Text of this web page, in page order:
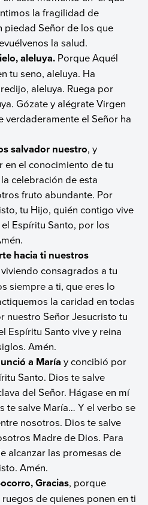
la fragilidad de
piedad Señor de los que
la salud.
aleluya. Porque Aquél
tu seno, aleluya. Ha
aleluya. Ruega por
Gózate y alégrate Virgen
verdaderamente el Señor ha
salvador nuestro, y
en el conocimiento de tu
celebración de esta
fruto abundante. Por
tu Hijo, quién contigo vive
Espíritu Santo, por los
hacia ti nuestros
consagrados a tu
siempre a ti, que eres lo
la caridad en todas
nuestro Señor Jesucristo tu
Espíritu Santo vive y reina
Amén.
a María y concibió por
Santo. Dios te salve
del Señor. Hágase en mí
te salve María… Y el verbo se
nosotros. Dios te salve
Madre de Dios. Para
alcanzar las promesas de
Amén.
Gracias, porque
de quienes ponen en ti